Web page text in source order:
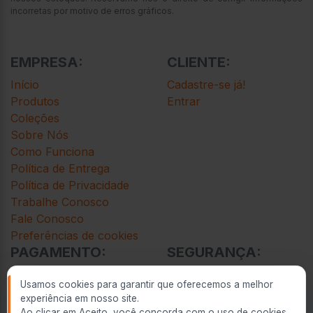
incorretas por motivo de erros gráficos.
EMPRESA:
Início
Produtos
Coleções
Sobre Nós
Como Funciona
Política de Entrega
Política de Privacidade
Trabalhe Conosco
Fale Conosco
Preferências de cookies
CLIENTE:
Cadastre-se já!
Entrar
PAGAMENTO:
Cartão de Débito
Depósito
SEGURANÇA:
Usamos cookies para garantir que oferecemos a melhor
experiência em nosso site.